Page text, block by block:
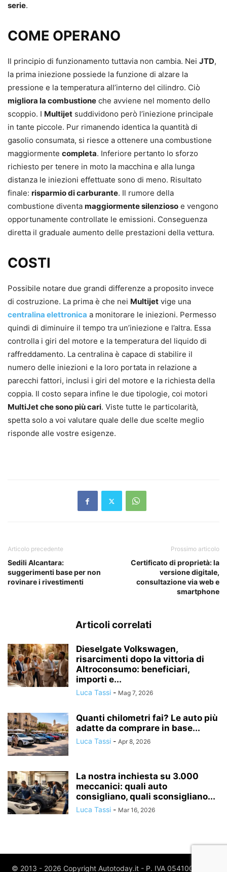
serie.
COME OPERANO
Il principio di funzionamento tuttavia non cambia. Nei JTD,
la prima iniezione possiede la funzione di alzare la
pressione e la temperatura all’interno del cilindro. Ciò
migliora la combustione che avviene nel momento dello
scoppio. I Multijet suddividono però l’iniezione principale
in tante piccole. Pur rimanendo identica la quantità di
gasolio consumata, si riesce a ottenere una combustione
maggiormente completa. Inferiore pertanto lo sforzo
richiesto per tenere in moto la macchina e alla lunga
distanza le iniezioni effettuate sono di meno. Risultato
finale: risparmio di carburante. Il rumore della
combustione diventa maggiormente silenzioso e vengono
opportunamente controllate le emissioni. Conseguenza
diretta il graduale aumento delle prestazioni della vettura.
COSTI
Possibile notare due grandi differenze a proposito invece
di costruzione. La prima è che nei Multijet vige una
centralina elettronica a monitorare le iniezioni. Permesso
quindi di diminuire il tempo tra un’iniezione e l’altra. Essa
controlla i giri del motore e la temperatura del liquido di
raffreddamento. La centralina è capace di stabilire il
numero delle iniezioni e la loro portata in relazione a
parecchi fattori, inclusi i giri del motore e la richiesta della
coppia. Il costo separa infine le due tipologie, coi motori
MultiJet che sono più cari. Viste tutte le particolarità,
spetta solo a voi valutare quale delle due scelte meglio
risponde alle vostre esigenze.
Articolo precedente
Sedili Alcantara:
suggerimenti base per non
rovinare i rivestimenti
Prossimo articolo
Certificato di proprietà: la
versione digitale,
consultazione via web e
smartphone
Articoli correlati
Dieselgate Volkswagen,
risarcimenti dopo la vittoria di
Altroconsumo: beneficiari,
importi e...
Luca Tassi - Mag 7, 2026
Quanti chilometri fai? Le auto più
adatte da comprare in base...
Luca Tassi - Apr 8, 2026
La nostra inchiesta su 3.000
meccanici: quali auto
consigliano, quali sconsigliano...
Luca Tassi - Mar 16, 2026
© 2013 - 2026 Copyright Autotoday.it - P. IVA 05410020969